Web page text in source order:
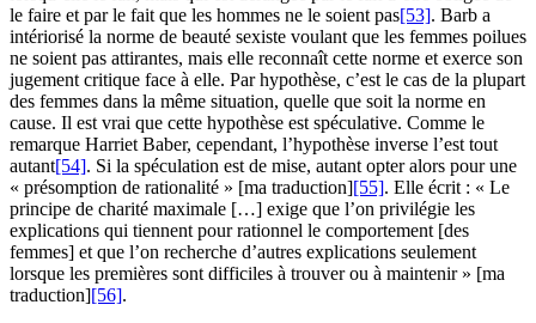
le faire et par le fait que les hommes ne le soient pas[53]. Barb a
intériorisé la norme de beauté sexiste voulant que les femmes poilues
ne soient pas attirantes, mais elle reconnaît cette norme et exerce son
jugement critique face à elle. Par hypothèse, c’est le cas de la plupart
des femmes dans la même situation, quelle que soit la norme en
cause. Il est vrai que cette hypothèse est spéculative. Comme le
remarque Harriet Baber, cependant, l’hypothèse inverse l’est tout
autant[54]. Si la spéculation est de mise, autant opter alors pour une
« présomption de rationalité » [ma traduction][55]. Elle écrit : « Le
principe de charité maximale […] exige que l’on privilégie les
explications qui tiennent pour rationnel le comportement [des
femmes] et que l’on recherche d’autres explications seulement
lorsque les premières sont difficiles à trouver ou à maintenir » [ma
traduction][56].